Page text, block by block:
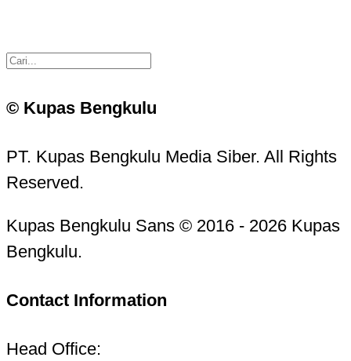
© Kupas Bengkulu
PT. Kupas Bengkulu Media Siber. All Rights
Reserved.
Kupas Bengkulu Sans © 2016 - 2026 Kupas
Bengkulu.
Contact Information
Head Office: